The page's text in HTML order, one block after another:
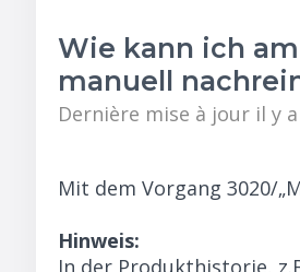
Wie kann ich
manuell
Dernière mise à jour il y
Mit dem Vorgang 3020/
Hinweis:
In der Produkthistorie,